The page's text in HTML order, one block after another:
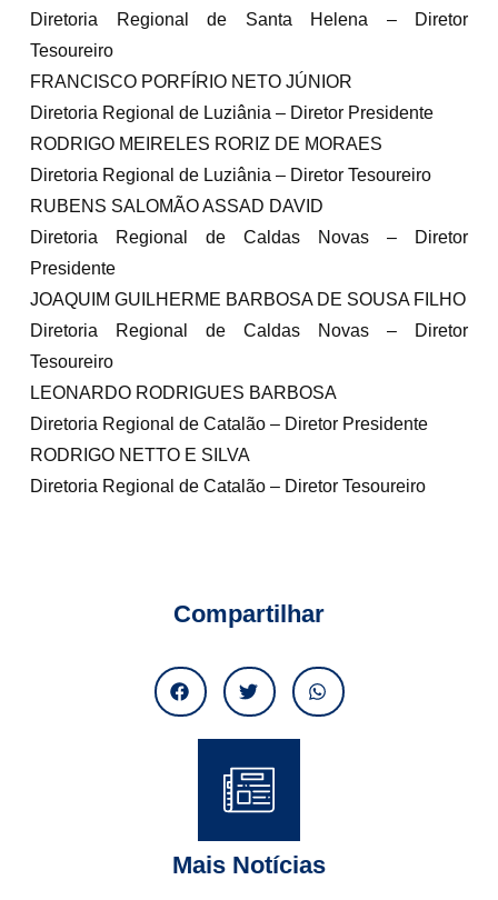
Diretoria Regional de Santa Helena – Diretor
Tesoureiro
FRANCISCO PORFÍRIO NETO JÚNIOR
Diretoria Regional de Luziânia – Diretor Presidente
RODRIGO MEIRELES RORIZ DE MORAES
Diretoria Regional de Luziânia – Diretor Tesoureiro
RUBENS SALOMÃO ASSAD DAVID
Diretoria Regional de Caldas Novas – Diretor
Presidente
JOAQUIM GUILHERME BARBOSA DE SOUSA FILHO
Diretoria Regional de Caldas Novas – Diretor
Tesoureiro
LEONARDO RODRIGUES BARBOSA
Diretoria Regional de Catalão – Diretor Presidente
RODRIGO NETTO E SILVA
Diretoria Regional de Catalão – Diretor Tesoureiro
Compartilhar
Mais Notícias